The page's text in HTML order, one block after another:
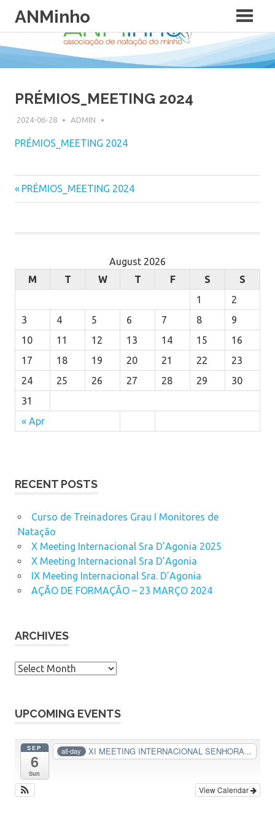
content
ANMinho
PRÉMIOS_MEETING 2024
2024-06-28 ADMIN
PRÉMIOS_MEETING 2024
Post
Previous
Post:
PRÉMIOS_MEETING 2024
August 2026
M
T W T F S S
« Apr
1
2
3
4 5 6 7 8
9
10
11 12 13 14 15
16
17
18 19 20 21 22
23
24
25 26 27 28 29
30
31
RECENT POSTS
Curso de Treinadores Grau I Monitores de
Natação
X Meeting Internacional Sra D’Agonia 2025
X Meeting Internacional Sra D’Agonia
IX Meeting Internacional Sra. D’Agonia
AÇÃO DE FORMAÇÃO – 23 MARÇO 2024
ARCHIVES
A
h
v
UPCOMING EVENTS
SEP
6
Sun
all-day XI MEETING INTERNACIONAL SENHORA...
View Calendar